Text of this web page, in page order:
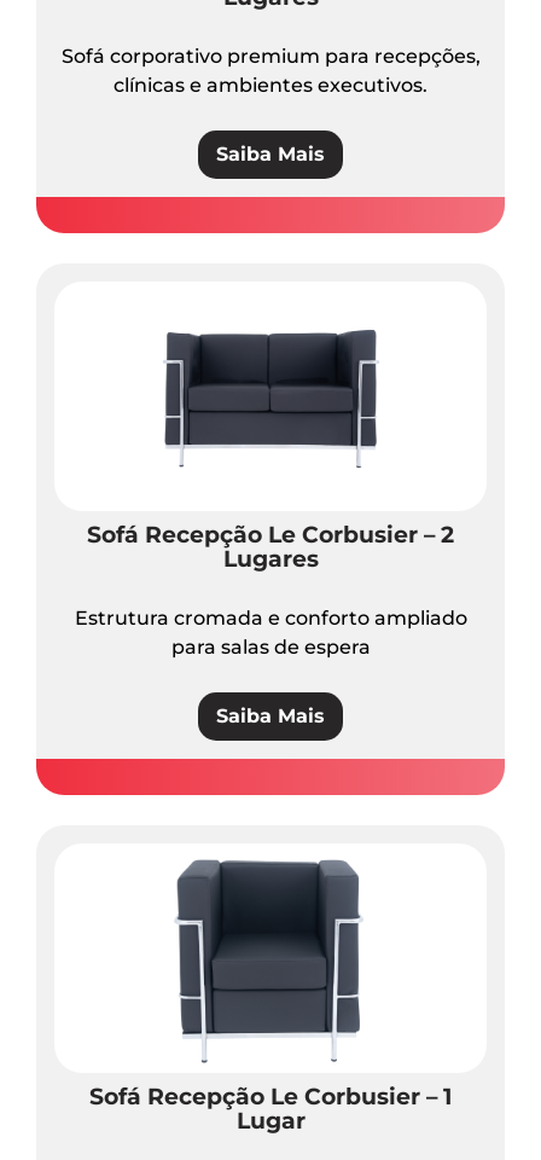
Sofá corporativo premium para recepções,
clínicas e ambientes executivos.
Saiba Mais
Sofá Recepção Le Corbusier – 2
Lugares
Estrutura cromada e conforto ampliado
para salas de espera
Saiba Mais
Sofá Recepção Le Corbusier – 1
Lugar